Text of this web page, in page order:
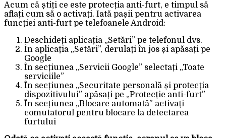
Acum că știți ce este protecția anti-furt, e timpul să
aflați cum să o activați. Iată pașii pentru activarea
funcției anti-furt pe telefoanele Android:
Deschideți aplicația „Setări” pe telefonul dvs.
În aplicația „Setări”, derulați în jos și apăsați pe
Google
În secțiunea „Servicii Google” selectați „Toate
serviciile”
În secțiunea „Securitate personală și protecția
dispozitivului” apăsați pe „Protecție anti-furt”
În secțiunea „Blocare automată” activați
comutatorul pentru blocare la detectarea
furtului